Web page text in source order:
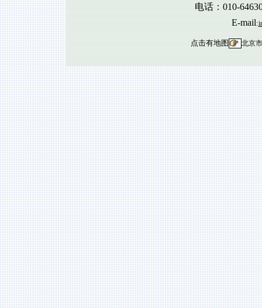
电话：010-
E-mail:
点击有地图 北京